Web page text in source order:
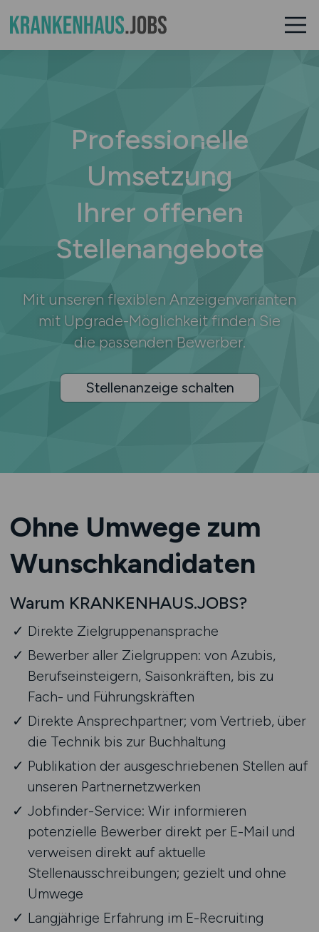
Professionelle
Umsetzung
Ihrer offenen
Stellenangebote
Mit unseren flexiblen Anzeigenvarianten
mit Upgrade-Möglichkeit finden Sie
die passenden Bewerber.
Stellenanzeige schalten
Ohne Umwege zum
Wunsch­kandidaten
Warum KRANKENHAUS.JOBS?
Direkte Zielgruppenansprache
Bewerber aller Zielgruppen: von Azubis,
Berufseinsteigern, Saisonkräften, bis zu
Fach- und Führungskräften
Direkte Ansprechpartner; vom Vertrieb, über
die Technik bis zur Buchhaltung
Publikation der ausgeschriebenen Stellen auf
unseren Partnernetzwerken
Jobfinder-Service: Wir informieren
potenzielle Bewerber direkt per E-Mail und
verweisen direkt auf aktuelle
Stellenausschreibungen; gezielt und ohne
Umwege
Langjährige Erfahrung im E-Recruiting